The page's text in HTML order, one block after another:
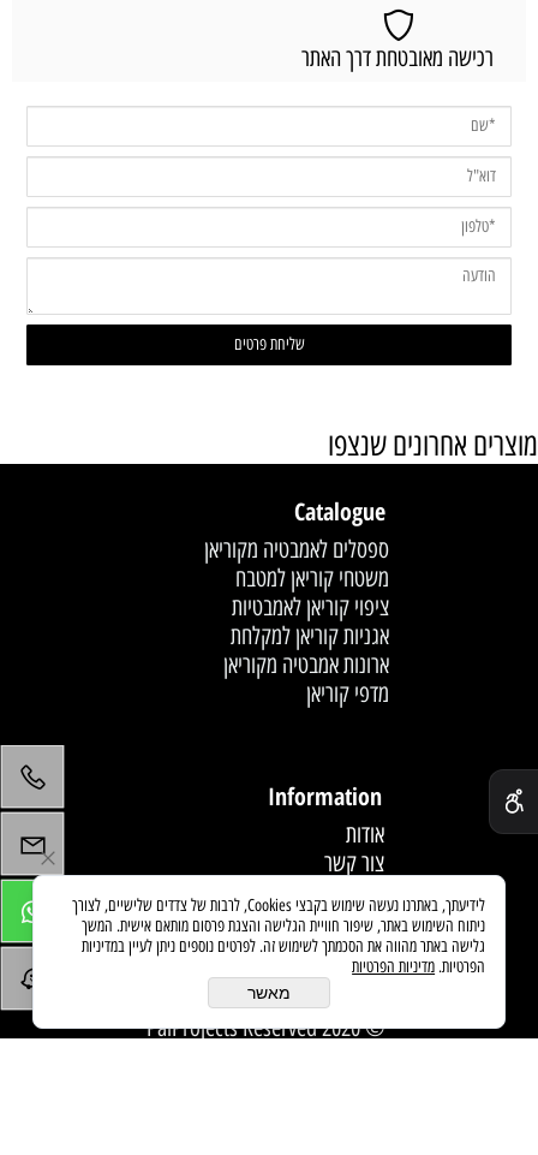
רכישה מאובטחת דרך האתר
מוצרים אחרונים שנצפו
Catalogue
ספסלים לאמבטיה מקוריאן
משטחי קוריאן למטבח
ציפוי קוריאן לאמבטיות
אגניות קוריאן למקלחת
ארונות אמבטיה מקוריאן
מדפי קוריאן
Information
אודות
צור קשר
מדיניות משלוחים
מאמרים
© 2020 PaiProjects Reserved
לידיעתך, באתרנו נעשה שימוש בקבצי Cookies, לרבות של צדדים שלישיים, לצורך
ניתוח השימוש באתר, שיפור חוויית הגלישה והצגת פרסום מותאם אישית. המשך
גלישה באתר מהווה את הסכמתך לשימוש זה. לפרטים נוספים ניתן לעיין במדיניות
הפרטיות. מדיניות הפרטיות
מאשר